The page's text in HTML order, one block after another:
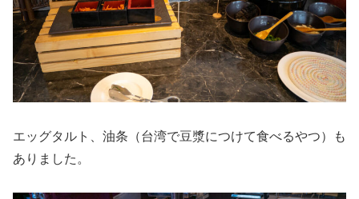
エッグタルト、油条（台湾で豆漿につけて食べるやつ）も
ありました。